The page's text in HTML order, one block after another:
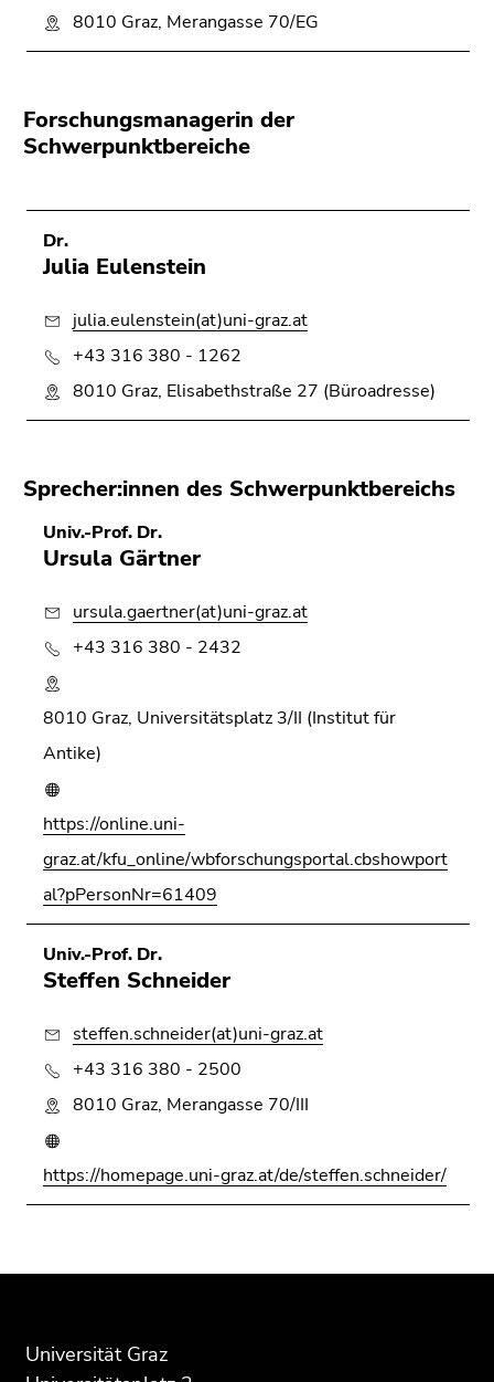
Sie diesen
Link.
Inhalt
(Zugriffstaste
Zur
Positionsanzeige
(Zugriffstaste
Zur
Hauptnavigation
(Zugriffstaste
3)
Zur
(Zugriffstaste
4)
Zu
den
(Zugriffstaste
Zu
den
Seiteneinstellungen
(Benutzer/Sprache)
(Zugriffstaste
8)
Zur
(Zugriffstaste
9)
8010 Graz, Merangasse 70/EG
Forschungsmanagerin der
Schwerpunktbereiche
Dr.
Julia Eulenstein
julia.eulenstein(at)uni-graz.at
+43 316 380 - 1262
8010 Graz, Elisabethstraße 27 (Büroadresse)
Sprecher:innen des Schwerpunktbereichs
Univ.-Prof. Dr.
Ursula Gärtner
ursula.gaertner(at)uni-graz.at
+43 316 380 - 2432
8010 Graz, Universitätsplatz 3/II (Institut für
Antike)
https://online.uni-
graz.at/kfu_online/wbforschungsportal.cbshowport
al?pPersonNr=61409
Univ.-Prof. Dr.
Steffen Schneider
steffen.schneider(at)uni-graz.at
+43 316 380 - 2500
8010 Graz, Merangasse 70/III
https://homepage.uni-graz.at/de/steffen.schneider/
Beginn
Zusatzinformationen:
Universität Graz
Ende
Ende